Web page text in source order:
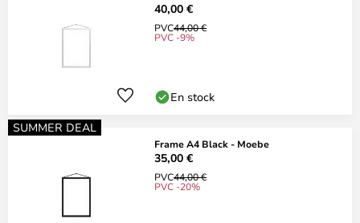
40,00 €
PVC44,00 €
PVC -9%
En stock
SUMMER DEAL
Frame A4 Black - Moebe
35,00 €
PVC44,00 €
PVC -20%